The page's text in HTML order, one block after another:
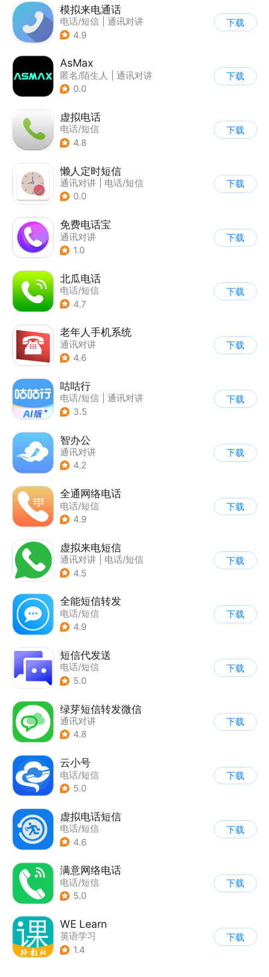
模拟来电通话
电话/短信
通讯对讲
4.9
下载
AsMax
匿名/陌生人
通讯对讲
0.0
下载
虚拟电话
电话/短信
4.8
下载
懒人定时短信
通讯对讲
电话/短信
0.0
下载
免费电话宝
通讯对讲
1.0
下载
北瓜电话
电话/短信
4.7
下载
老年人手机系统
通讯对讲
4.6
下载
咕咕行
电话/短信
通讯对讲
3.5
下载
智办公
通讯对讲
4.2
下载
全通网络电话
电话/短信
4.9
下载
虚拟来电短信
通讯对讲
电话/短信
4.5
下载
全能短信转发
电话/短信
4.9
下载
短信代发送
电话/短信
5.0
下载
绿芽短信转发微信
通讯对讲
4.8
下载
云小号
电话/短信
5.0
下载
虚拟电话短信
电话/短信
4.6
下载
满意网络电话
电话/短信
5.0
下载
WE Learn
英语学习
1.4
下载